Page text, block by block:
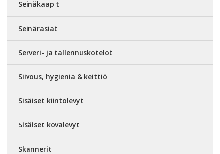
Seinäkaapit
Seinärasiat
Serveri- ja tallennuskotelot
Siivous, hygienia & keittiö
Sisäiset kiintolevyt
Sisäiset kovalevyt
Skannerit